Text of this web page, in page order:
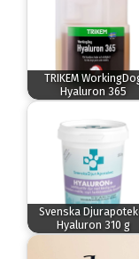
TRIKEM
Hyaluron 365
Svenska
Hyaluron 310 g